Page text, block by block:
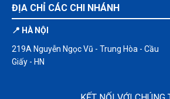
ĐỊA CHỈ CÁC CHI NHÁNH
📍 HÀ NỘI
219A Nguyễn Ngọc Vũ - Trung Hòa - Cầu
Giấy - HN